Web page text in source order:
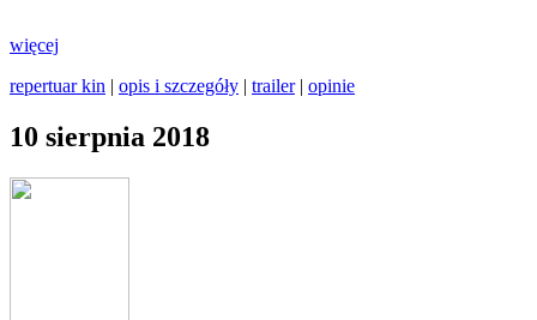
więcej
repertuar kin | opis i szczegóły | trailer| opinie
10 sierpnia 2018